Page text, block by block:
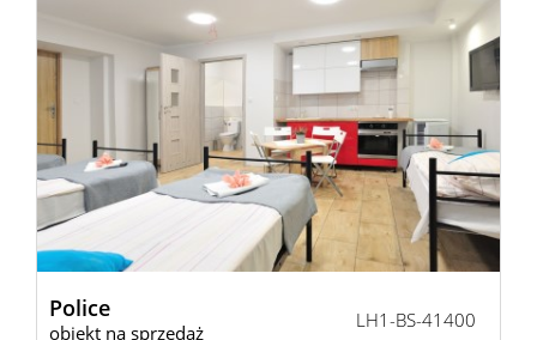
Police
obiekt na sprzedaż
LH1-BS-41400